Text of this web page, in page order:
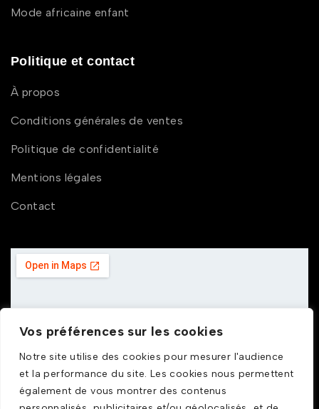
Vos préférences sur les cookies
Notre site utilise des cookies pour mesurer l'audience
et la performance du site. Les cookies nous permettent
également de vous montrer des contenus
Mode africaine enfant
Politique et contact
À propos
Conditions générales de ventes
Politique de confidentialité
Mentions légales
Contact